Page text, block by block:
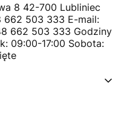
8 42-700 Lubliniec
662 503 333 E-mail:
662 503 333 Godziny
09:00-17:00 Sobota: